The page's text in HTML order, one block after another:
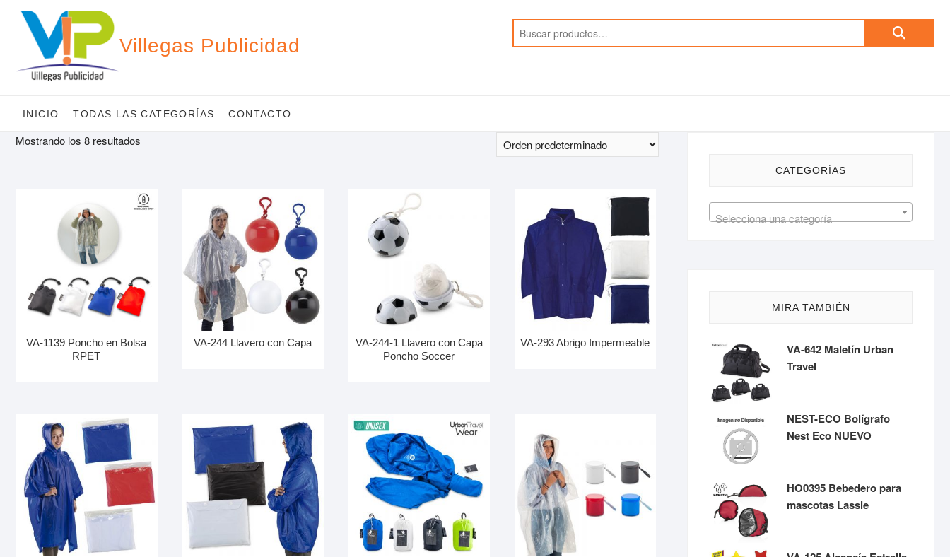
Saltar
contenido
Villegas Publicidad
Buscar
INICIO TODAS LAS CATEGORÍAS CONTACTO
Mostrando los 8 resultados
VA-1139 Poncho en Bolsa
RPET
VA-244 Llavero con Capa
VA-244-1 Llavero con Capa
Poncho Soccer
VA-293 Abrigo Impermeable
CATEGORÍAS
Selecciona una categoría
MIRA TAMBIÉN
VA-642 Maletín Urban
Travel
NEST-ECO Bolígrafo
Nest Eco NUEVO
HO0395 Bebedero para
mascotas Lassie